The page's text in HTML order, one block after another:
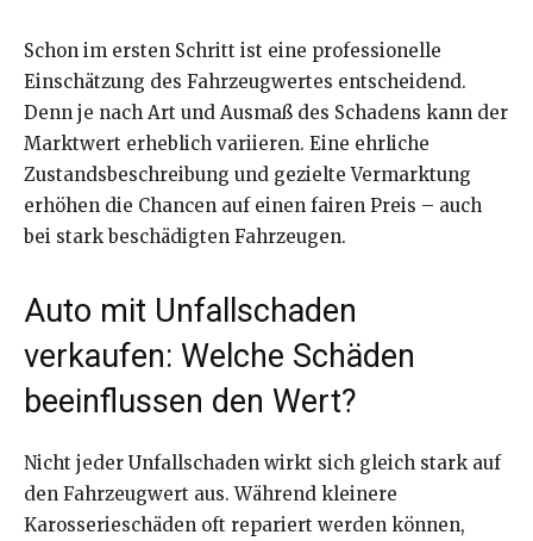
Schon im ersten Schritt ist eine professionelle
Einschätzung des Fahrzeugwertes entscheidend.
Denn je nach Art und Ausmaß des Schadens kann der
Marktwert erheblich variieren. Eine ehrliche
Zustandsbeschreibung und gezielte Vermarktung
erhöhen die Chancen auf einen fairen Preis – auch
bei stark beschädigten Fahrzeugen.
Auto mit Unfallschaden
verkaufen: Welche Schäden
beeinflussen den Wert?
Nicht jeder Unfallschaden wirkt sich gleich stark auf
den Fahrzeugwert aus. Während kleinere
Karosserieschäden oft repariert werden können,